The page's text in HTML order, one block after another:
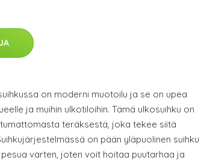
on moderni muotoilu ja se on upea
ja muihin ulkotiloihin. Tämä ulkosuihku on
teräksestä, joka tekee siitä
on pään yläpuolinen suihku
varten, joten voit hoitaa puutarhaa ja